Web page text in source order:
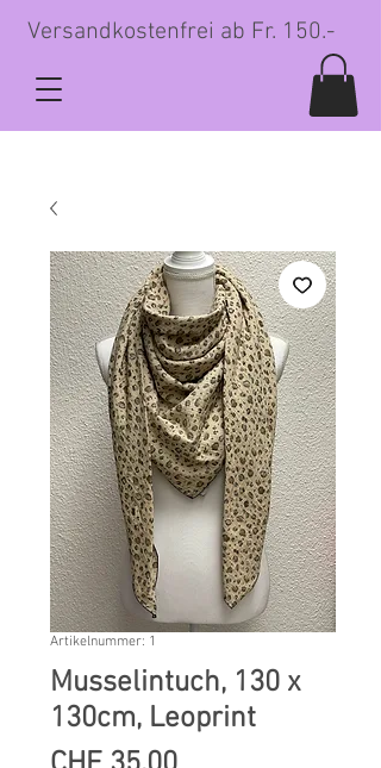
Versandkostenfrei ab Fr. 150.-
Artikelnummer: 1
Musselintuch, 130 x
130cm, Leoprint